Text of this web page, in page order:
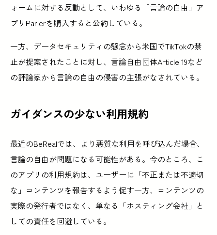
ォームに対する反動として、いわゆる「言論の自由」ア
プリParlerを購入すると公約している。
一方、データセキュリティの懸念から米国でTikTokの禁
止が提案されたことに対し、言論自由団体Article 19など
の評論家から言論の自由の侵害の主張がなされている。
ガイダンスの少ない利用規約
最近のBeRealでは、より悪質な利用を呼び込んだ場合、
言論の自由が問題になる可能性がある。今のところ、こ
のアプリの利用規約は、ユーザーに「不正または不適切
な」コンテンツを報告するよう促す一方、コンテンツの
実際の発行者ではなく、単なる「ホスティング会社」と
しての責任を回避している。